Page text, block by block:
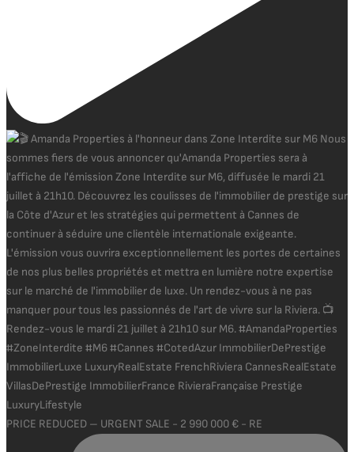
PRICE REDUCED – URGENT SALE - 2 990 000 € - RE